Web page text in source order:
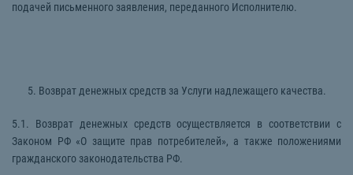
подачей письменного заявления, переданного Исполнителю.
5. Возврат денежных средств за Услуги надлежащего качества.
5.1. Возврат денежных средств осуществляется в соответствии с
Законом РФ «О защите прав потребителей», а также положениями
гражданского законодательства РФ.